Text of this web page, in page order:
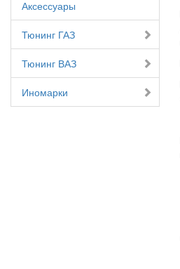
Аксессуары
Тюнинг ГАЗ
Тюнинг ВАЗ
Иномарки